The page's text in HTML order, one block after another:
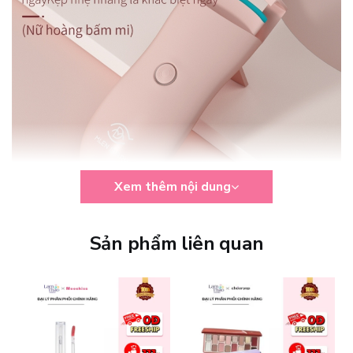
Xem thêm nội dung
Sản phẩm liên quan